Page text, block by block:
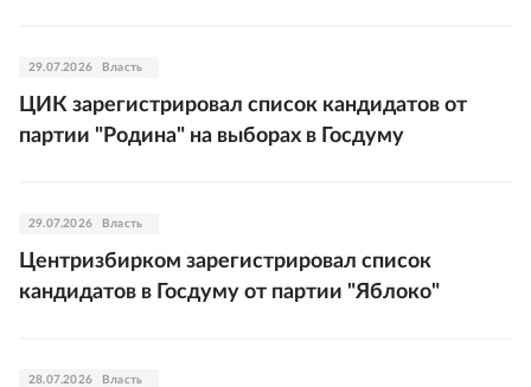
29.07.2026 Власть
ЦИК зарегистрировал список кандидатов от
партии "Родина" на выборах в Госдуму
29.07.2026 Власть
Центризбирком зарегистрировал список
кандидатов в Госдуму от партии "Яблоко"
28.07.2026 Власть